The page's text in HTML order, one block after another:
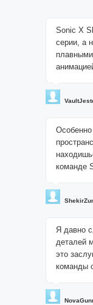
Sonic X
серии, а
команде
Я давно
деталей
это
команды